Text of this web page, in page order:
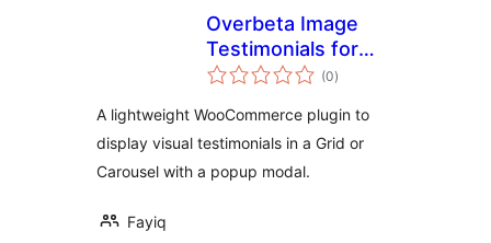
Overbeta Image
Testimonials for
WooCommerce
(0notes
en
)
A lightweight WooCommerce plugin to
display visual testimonials in a Grid or
Carousel with a popup modal.
Fayiq